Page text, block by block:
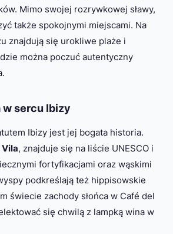
Mimo swojej rozrywkowej sławy,
także spokojnymi miejscami. Na
znajdują się urokliwe plaże i
można poczuć autentyczny
w sercu Ibizy
Ibizy jest jej bogata historia.
Vila, znajduje się na liście UNESCO i
fortyfikacjami oraz wąskimi
podkreślają też hippisowskie
świecie zachody słońca w Café del
się chwilą z lampką wina w